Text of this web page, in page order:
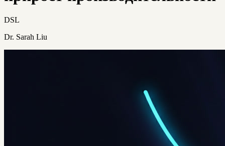
DSL
Dr. Sarah Liu